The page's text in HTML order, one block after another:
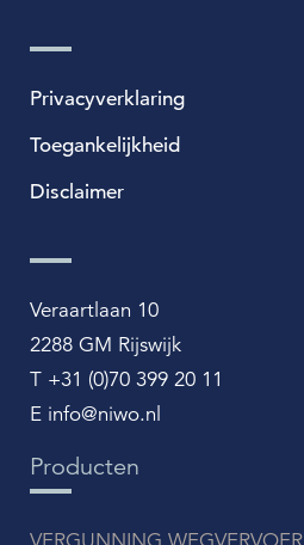
Privacyverklaring
Toegankelijkheid
Disclaimer
Veraartlaan 10
2288 GM Rijswijk
T +31 (0)70 399 20 11
E info@niwo.nl
Producten